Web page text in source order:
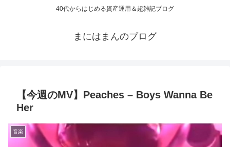
40代からはじめる資産運用＆超雑記ブログ
まにはまんのブログ
【今週のMV】Peaches – Boys Wanna Be
Her
音楽